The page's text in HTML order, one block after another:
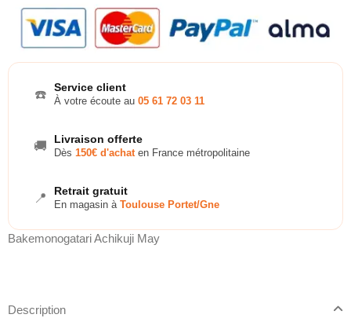
☎️ Service client
À votre écoute au 05 61 72 03 11
🚚 Livraison offerte
Dès 150€ d'achaten France métropolitaine
📍 Retrait gratuit
En magasin à Toulouse Portet/Gne
Bakemonogatari Achikuji May
Description